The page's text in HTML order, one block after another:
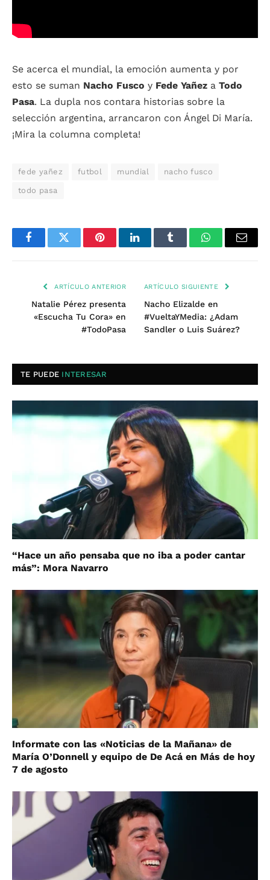
Se acerca el mundial, la emoción aumenta y por
esto se suman Nacho Fusco y Fede Yañez a Todo
Pasa. La dupla nos contara historias sobre la
selección argentina, arrancaron con Ángel Di María.
¡Mira la columna completa!
fede yañez futbol mundial nacho fusco
todo pasa
FacebookTwitter PinterestLinkedInTumblr WhatsAppEmail
ARTÍCULO ANTERIOR
Natalie Pérez presenta
«Escucha Tu Cora» en
#TodoPasa
ARTÍCULO SIGUIENTE
Nacho Elizalde en
#VueltaYMedia: ¿Adam
Sandler o Luis Suárez?
TE PUEDE INTERESAR
“Hace un año pensaba que no iba a poder cantar
más”: Mora Navarro
Informate con las «Noticias de la Mañana» de
María O’Donnell y equipo de De Acá en Más de hoy
7 de agosto